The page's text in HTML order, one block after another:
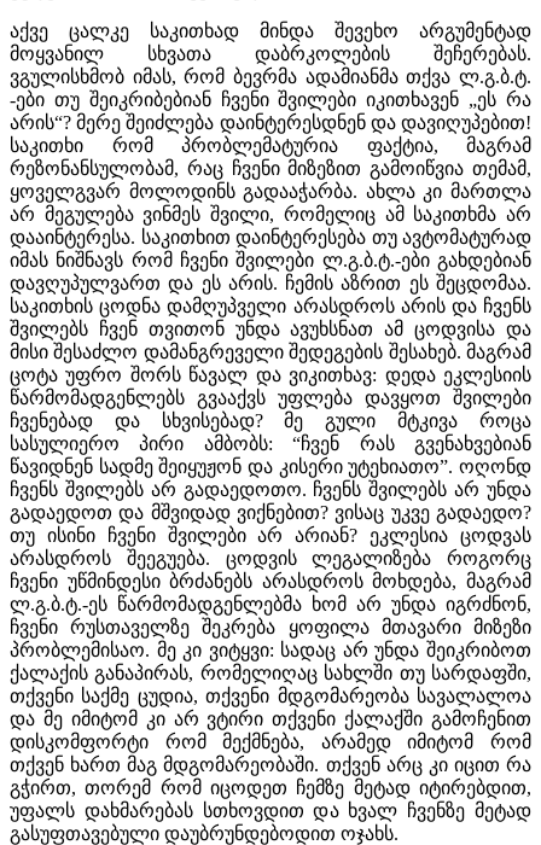
აქვე ცალკე საკითხად მინდა შევეხო არგუმენტად
მოყვანილ სხვათა დაბრკოლების შეჩერებას.
ვგულისხმობ იმას, რომ ბევრმა ადამიანმა თქვა ლ.გ.ბ.ტ.
-ები თუ შეიკრიბებიან ჩვენი შვილები იკითხავენ „ეს რა
არის“? მერე შეიძლება დაინტერესდნენ და დავიღუპებით!
საკითხი რომ პრობლემატურია ფაქტია, მაგრამ
რეზონანსულობამ, რაც ჩვენი მიზეზით გამოიწვია თემამ,
ყოველგვარ მოლოდინს გადააჭარბა. ახლა კი მართლა
არ მეგულება ვინმეს შვილი, რომელიც ამ საკითხმა არ
დააინტერესა. საკითხით დაინტერესება თუ ავტომატურად
იმას ნიშნავს რომ ჩვენი შვილები ლ.გ.ბ.ტ.-ები გახდებიან
დავღუპულვართ და ეს არის. ჩემის აზრით ეს შეცდომაა.
საკითხის ცოდნა დამღუპველი არასდროს არის და ჩვენს
შვილებს ჩვენ თვითონ უნდა ავუხსნათ ამ ცოდვისა და
მისი შესაძლო დამანგრეველი შედეგების შესახებ. მაგრამ
ცოტა უფრო შორს წავალ და ვიკითხავ: დედა ეკლესიის
წარმომადგენლებს გვააქვს უფლება დავყოთ შვილები
ჩვენებად და სხვისებად? მე გული მტკივა როცა
სასულიერო პირი ამბობს: “ჩვენ რას გვენახვებიან
წავიდნენ სადმე შეიყუჟონ და კისერი უტეხიათო”. ოღონდ
ჩვენს შვილებს არ გადაედოთო. ჩვენს შვილებს არ უნდა
გადაედოთ და მშვიდად ვიქნებით? ვისაც უკვე გადაედო?
თუ ისინი ჩვენი შვილები არ არიან? ეკლესია ცოდვას
არასდროს შეეგუება. ცოდვის ლეგალიზება როგორც
ჩვენი უწმინდესი ბრძანებს არასდროს მოხდება, მაგრამ
ლ.გ.ბ.ტ.-ეს წარმომადგენლებმა ხომ არ უნდა იგრძნონ,
ჩვენი რუსთაველზე შეკრება ყოფილა მთავარი მიზეზი
პრობლემისაო. მე კი ვიტყვი: სადაც არ უნდა შეიკრიბოთ
ქალაქის განაპირას, რომელიღაც სახლში თუ სარდაფში,
თქვენი საქმე ცუდია, თქვენი მდგომარეობა სავალალოა
და მე იმიტომ კი არ ვტირი თქვენი ქალაქში გამოჩენით
დისკომფორტი რომ მექმნება, არამედ იმიტომ რომ
თქვენ ხართ მაგ მდგომარეობაში. თქვენ არც კი იცით რა
გჭირთ, თორემ რომ იცოდეთ ჩემზე მეტად იტირებდით,
უფალს დახმარებას სთხოვდით და ხვალ ჩვენზე მეტად
გასუფთავებული დაუბრუნდებოდით ოჯახს.